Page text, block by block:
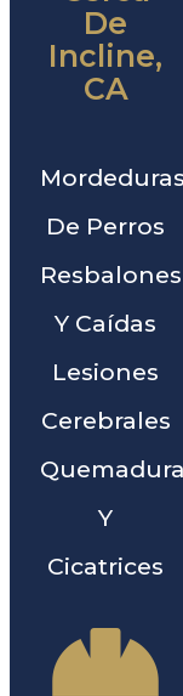
De
Incline,
CA
Mordeduras
De Perros
Resbalones
Y Caídas
Lesiones
Cerebrales
Y
Cicatrices